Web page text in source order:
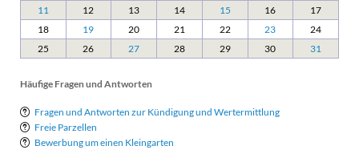
11
12 13 14 15 16
17
18
19 20 21 22 23
24
25
26 27 28 29 30 31
Häufige Fragen und Antworten
Fragen und Antworten zur Kündigung und Wertermittlung
Freie Parzellen
Bewerbung um einen Kleingarten